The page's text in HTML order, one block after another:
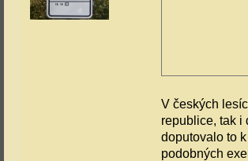
V českých
republice, tak i
doputovalo to
podobných